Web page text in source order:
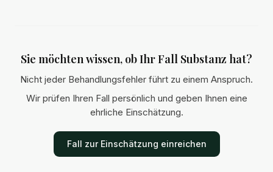
Sie möchten wissen, ob Ihr Fall Substanz hat?
Nicht jeder Behandlungsfehler führt zu einem Anspruch.
Wir prüfen Ihren Fall persönlich und geben Ihnen eine
ehrliche Einschätzung.
Fall zur Einschätzung einreichen